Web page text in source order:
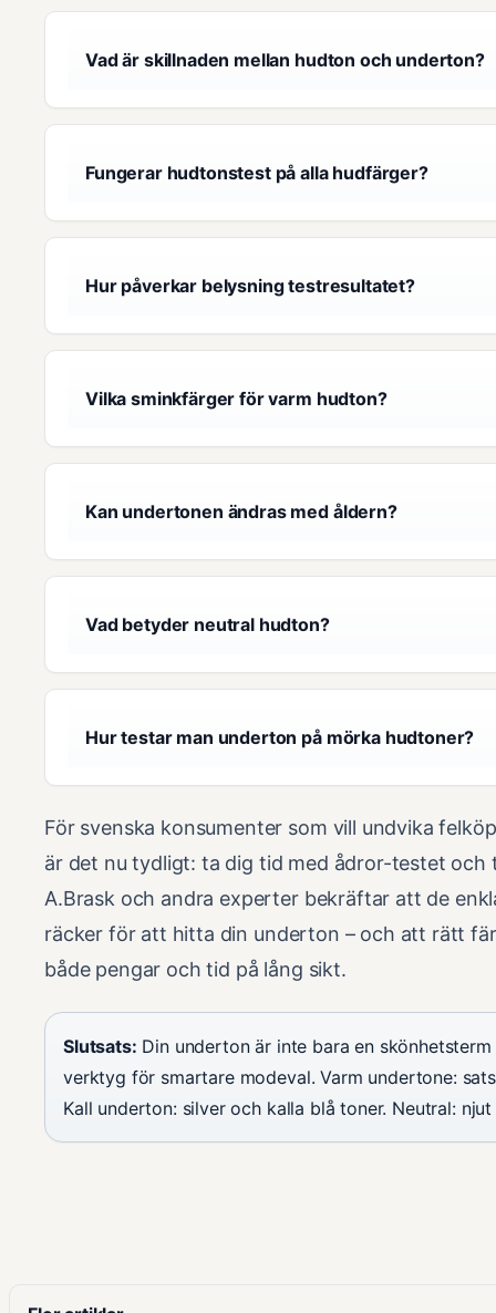
Vad är skillnaden mellan hudton och underton?
Fungerar hudtonstest på alla hudfärger?
Hur påverkar belysning testresultatet?
Vilka sminkfärger för varm hudton?
Kan undertonen ändras med åldern?
Vad betyder neutral hudton?
Hur testar man underton på mörka hudtoner?
För svenska konsumenter som vill undvika
är det nu tydligt: ta dig tid med ådror-testet
A.Brask och andra experter bekräftar att de
räcker för att hitta din underton – och att rätt
både pengar och tid på lång sikt.
Slutsats: Din underton är inte bara en
verktyg för smartare modeval. Varm undertone:
Kall underton: silver och kalla blå toner. Neutral: